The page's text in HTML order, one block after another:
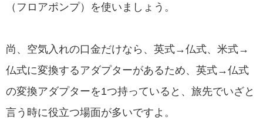
（フロアポンプ）を使いましょう。
尚、空気入れの口金だけなら、英式→仏式、米式→
仏式に変換するアダプターがあるため、英式→仏式
の変換アダプターを1つ持っていると、旅先でいざと
言う時に役立つ場面が多いですよ。